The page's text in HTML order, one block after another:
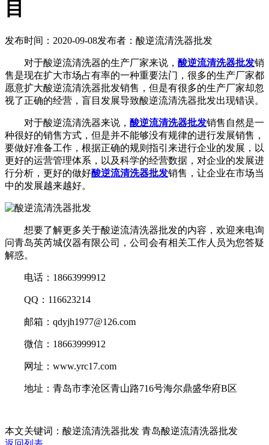
目
发布时间：2020-09-08发布者：酸逆流清洗器批发
对于酸逆流清洗器的生产厂家来说， 酸逆流清洗器批发销
售是现在扩大市场占有率的一种重要法门，很多的生产厂家都
愿意扩大酸逆流清洗器批发销售，但是有很多的生产厂家却忽
视了正确的经营，盲目发展导致酸逆流清洗器批发出现错误。
对于酸逆流清洗器来说， 酸逆流清洗器批发销售自然是一
种很好的销售方式，但是并不能够没有规律的进行发展销售，
要做好准备工作，根据正确的规则指引来进行企业的发展，以
更好的运营管理体系，以及科学的经营数据，对企业的发展进
行分析，更好的做好酸逆流清洗器批发销售，让企业在市场当
中的发展越来越好。
想要了解更多关于酸逆流清洗器批发的内容，欢迎来电询
问青岛英芮城仪器有限公司，公司会有相关工作人员为您答疑
解惑。
电话：18663999912
QQ：116623214
邮箱：qdyjh1977@126.com
微信：18663999912
网址：www.yrc17.com
地址：青岛市李沧区青山路716号海尔鼎盛华府B区
本文关键词：酸逆流清洗器批发 青岛酸逆流清洗器批发